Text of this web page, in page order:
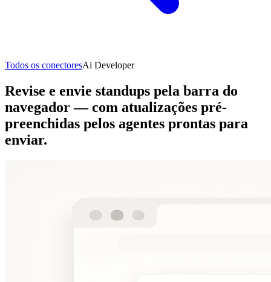
Todos os conectoresAi Developer
Revise e envie standups pela barra do
navegador — com atualizações pré-
preenchidas pelos agentes prontas para
enviar.